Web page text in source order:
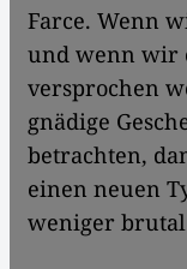
Farce. Wenn
und wenn wir
versprochen
gnädige
betrachten,
einen neuen
weniger